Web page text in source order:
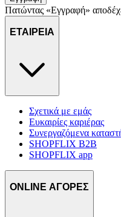
Πατώντας «Εγγραφή»
ΕΤΑΙΡΕΙΑ
Σχετικά με εμάς
Ευκαιρίες καριέρας
Συνεργαζόμενα
SHOPFLIX B2B
SHOPFLIX app
ONLINE ΑΓΟΡΕΣ